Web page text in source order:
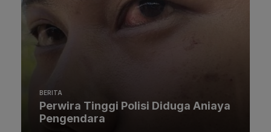
BERITA
Perwira Tinggi Polisi Diduga Aniaya
Pengendara